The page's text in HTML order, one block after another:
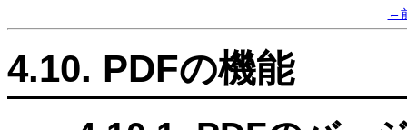
←
4.10. PDFの機能